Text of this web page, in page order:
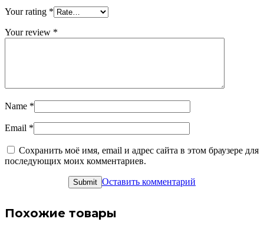
Your rating *
Your review *
Name *
Email *
Сохранить моё имя, email и адрес сайта в этом браузере для
последующих моих комментариев.
Оставить комментарий
Похожие товары